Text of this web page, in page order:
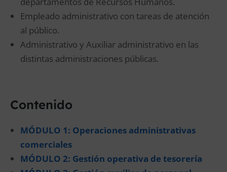
Empleado administrativo con tareas de atención
al público.
Administrativo y Auxiliar administrativo en las
distintas administraciones públicas.
Contenido
MÓDULO 1: Operaciones administrativas
comerciales
MÓDULO 2: Gestión operativa de tesorería